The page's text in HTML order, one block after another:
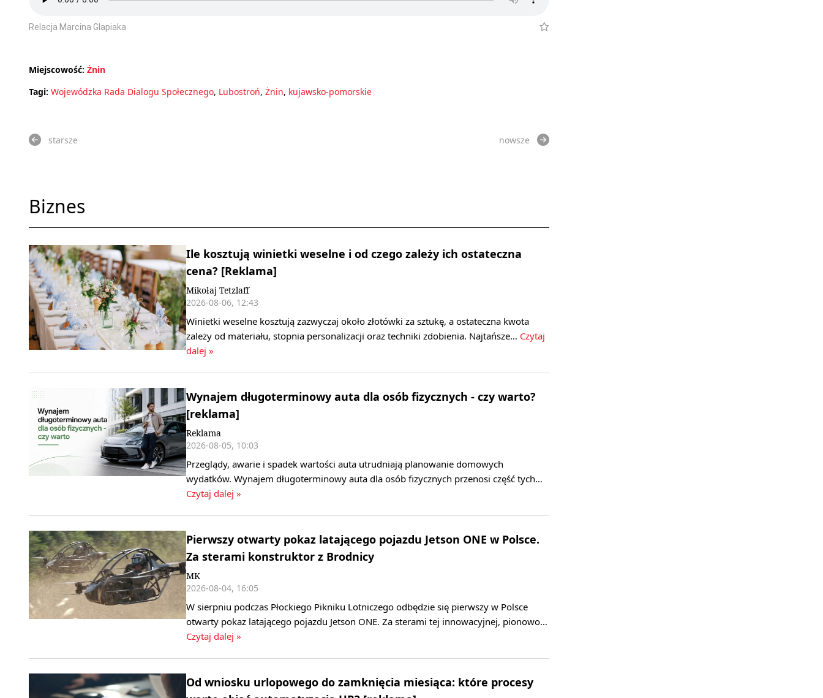
Relacja Marcina Glapiaka
Miejscowość: Żnin
Tagi: Wojewódzka Rada Dialogu Społecznego, Lubostroń, Żnin, kujawsko-pomorskie
starsze nowsze
Biznes
Ile kosztują winietki weselne i od czego zależy ich ostateczna
cena? [Reklama]
Mikołaj Tetzlaff
2026-08-06, 12:43
Winietki weselne kosztują zazwyczaj około złotówki za sztukę, a ostateczna kwota
zależy od materiału, stopnia personalizacji oraz techniki zdobienia. Najtańsze… Czytaj
dalej »
Wynajem długoterminowy auta dla osób fizycznych - czy warto?
[reklama]
Reklama
2026-08-05, 10:03
Przeglądy, awarie i spadek wartości auta utrudniają planowanie domowych
wydatków. Wynajem długoterminowy auta dla osób fizycznych przenosi część tych…
Czytaj dalej »
Pierwszy otwarty pokaz latającego pojazdu Jetson ONE w Polsce.
Za sterami konstruktor z Brodnicy
MK
2026-08-04, 16:05
W sierpniu podczas Płockiego Pikniku Lotniczego odbędzie się pierwszy w Polsce
otwarty pokaz latającego pojazdu Jetson ONE. Za sterami tej innowacyjnej, pionowo…
Czytaj dalej »
Od wniosku urlopowego do zamknięcia miesiąca: które procesy